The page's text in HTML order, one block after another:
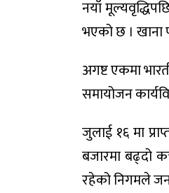
नयाँ
भएको छ । खाना
अगष्ट एकमा
समायोजन
जुलाई १६ मा
बजारमा बढ्दो
रहेको निगमले